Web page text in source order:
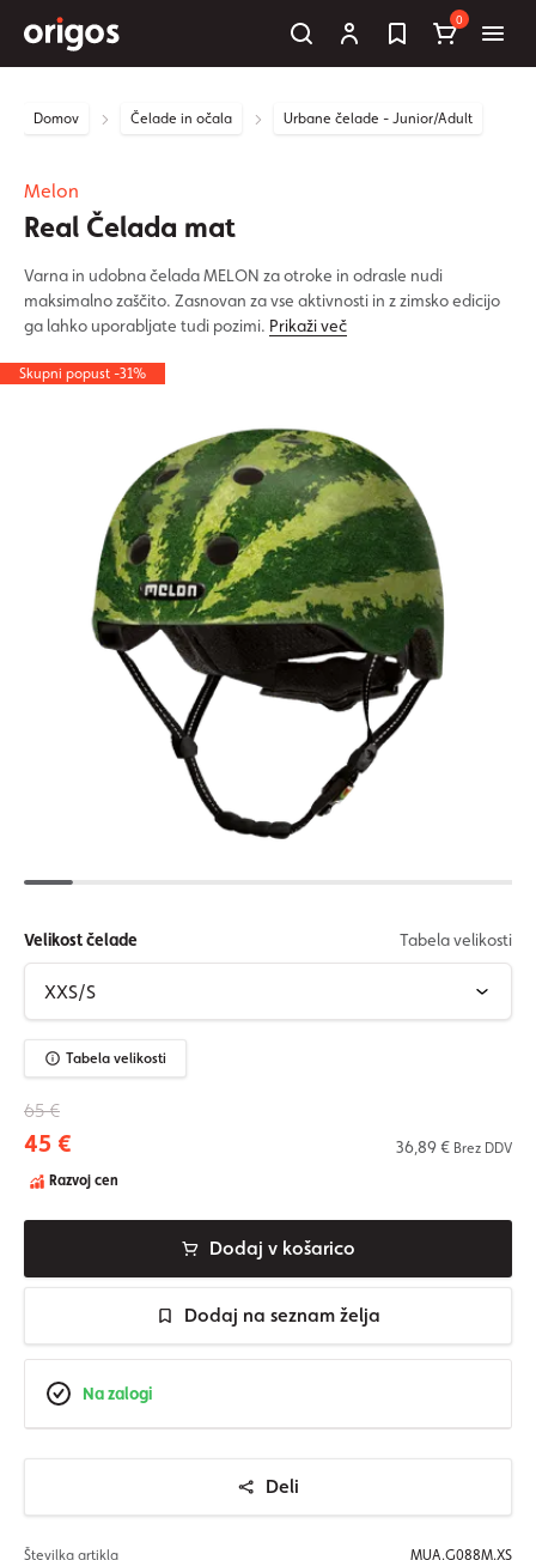
0
Domov Čelade in očala Urbane čelade - Junior/Adult
Melon
Real Čelada mat
Varna in udobna čelada MELON za otroke in odrasle nudi
maksimalno zaščito. Zasnovan za vse aktivnosti in z zimsko edicijo
ga lahko uporabljate tudi pozimi. Prikaži več
Skupni popust -31%
Velikost čelade Tabela velikosti
Tabela velikosti
65 €
45 € 36,89 € Brez DDV
Razvoj cen
Dodaj v košarico
Dodaj na seznam želja
Na zalogi
Deli
Številka artikla MUA.G088M.XS